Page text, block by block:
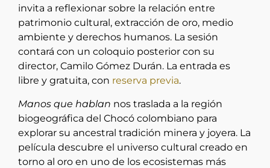
invita a reflexionar sobre la relación entre
patrimonio cultural, extracción de oro, medio
ambiente y derechos humanos. La sesión
contará con un coloquio posterior con su
director, Camilo Gómez Durán. La entrada es
libre y gratuita, con reserva previa.
Manos que hablan nos traslada a la región
biogeográfica del Chocó colombiano para
explorar su ancestral tradición minera y joyera. La
película descubre el universo cultural creado en
torno al oro en uno de los ecosistemas más